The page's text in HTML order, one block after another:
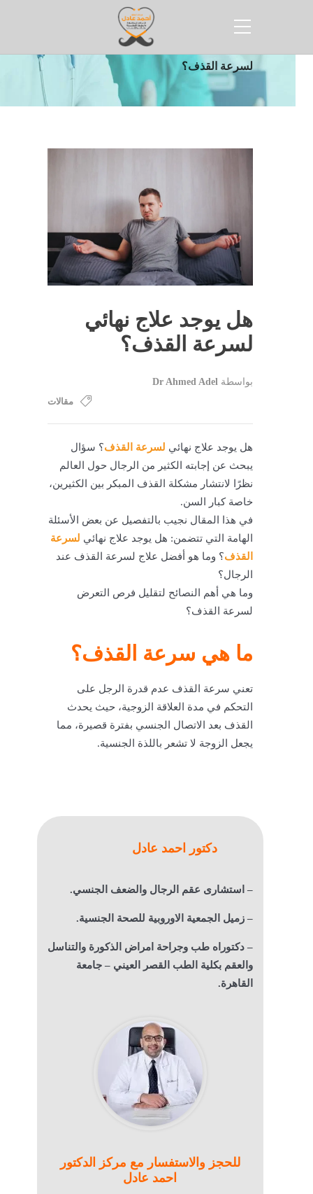
هل يوجد علاج نهائي
لسرعة القذف؟
هل يوجد علاج نهائي
لسرعة القذف؟
بواسطة Dr Ahmed Adel
مقالات
هل يوجد علاج نهائي لسرعة القذف؟ سؤال
يبحث عن إجابته الكثير من الرجال حول العالم
نظرًا لانتشار مشكلة القذف المبكر بين الكثيرين،
خاصة كبار السن.
في هذا المقال نجيب بالتفصيل عن بعض الأسئلة
الهامة التي تتضمن: هل يوجد علاج نهائي لسرعة
القذف؟ وما هو أفضل علاج لسرعة القذف عند
الرجال؟
وما هي أهم النصائح لتقليل فرص التعرض
لسرعة القذف؟
ما هي سرعة القذف؟
تعني سرعة القذف عدم قدرة الرجل على
التحكم في مدة العلاقة الزوجية، حيث يحدث
القذف بعد الاتصال الجنسي بفترة قصيرة، مما
يجعل الزوجة لا تشعر باللذة الجنسية.
دكتور احمد عادل
– استشارى عقم الرجال والضعف الجنسي.
– زميل الجمعية الاوروبية للصحة الجنسية.
– دكتوراه طب وجراحة امراض الذكورة والتناسل
والعقم بكلية الطب القصر العيني – جامعة
القاهرة.
للحجز والاستفسار مع مركز الدكتور
احمد عادل